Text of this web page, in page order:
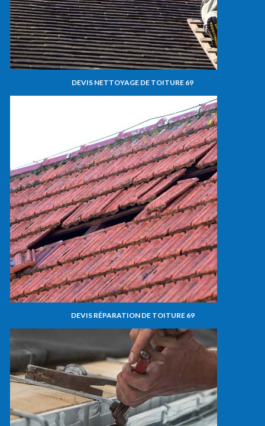
DEVIS NETTOYAGE DE TOITURE 69
DEVIS RÉPARATION DE TOITURE 69